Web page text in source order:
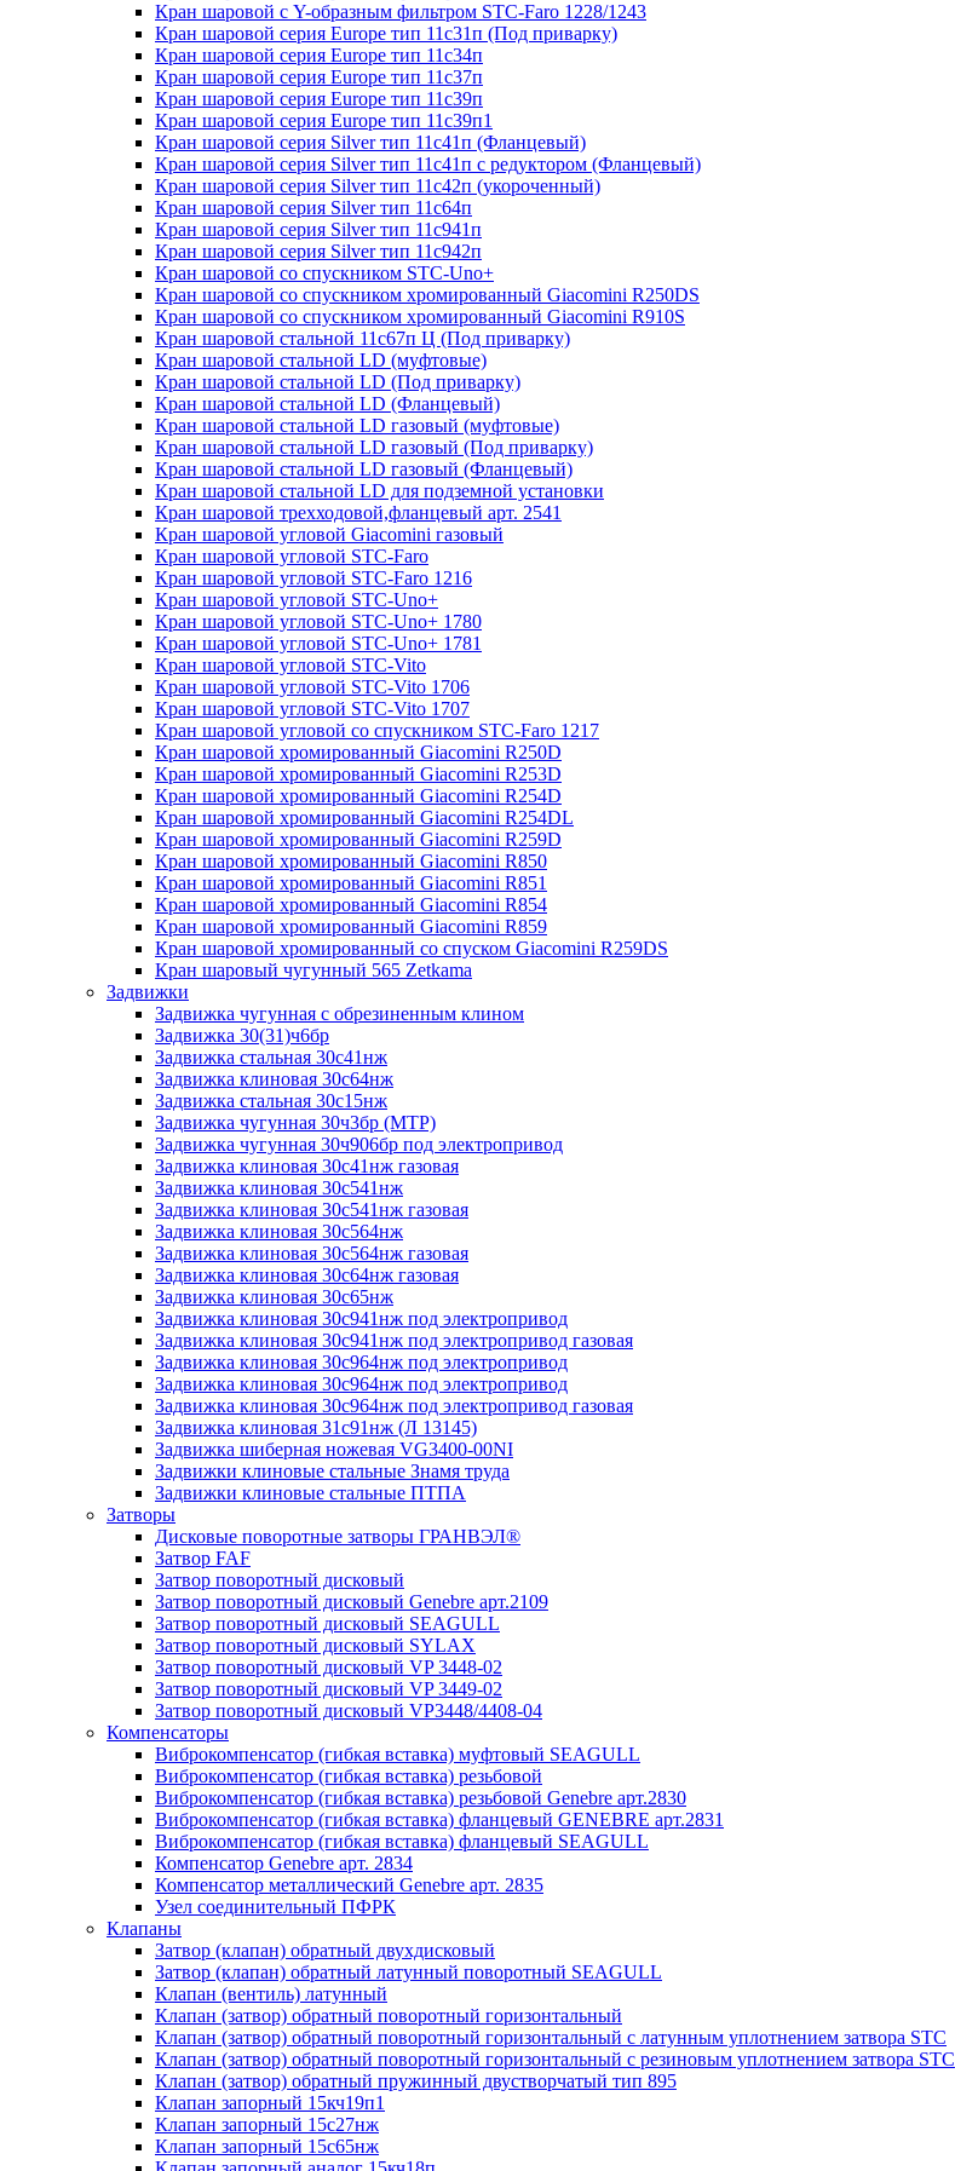
Кран шаровой с Y-образным фильтром STC-Faro 1228/1243
Кран шаровой серия Europe тип 11с31п (Под приварку)
Кран шаровой серия Europe тип 11с34п
Кран шаровой серия Europe тип 11с37п
Кран шаровой серия Europe тип 11с39п
Кран шаровой серия Europe тип 11с39п1
Кран шаровой серия Silver тип 11с41п (Фланцевый)
Кран шаровой серия Silver тип 11с41п с редуктором (Фланцевый)
Кран шаровой серия Silver тип 11с42п (укороченный)
Кран шаровой серия Silver тип 11с64п
Кран шаровой серия Silver тип 11с941п
Кран шаровой серия Silver тип 11с942п
Кран шаровой со спускником STC-Uno+
Кран шаровой со спускником хромированный Giacomini R250DS
Кран шаровой со спускником хромированный Giacomini R910S
Кран шаровой стальной 11с67п Ц (Под приварку)
Кран шаровой стальной LD (муфтовые)
Кран шаровой стальной LD (Под приварку)
Кран шаровой стальной LD (Фланцевый)
Кран шаровой стальной LD газовый (муфтовые)
Кран шаровой стальной LD газовый (Под приварку)
Кран шаровой стальной LD газовый (Фланцевый)
Кран шаровой стальной LD для подземной установки
Кран шаровой трехходовой,фланцевый арт. 2541
Кран шаровой угловой Giacomini газовый
Кран шаровой угловой STC-Faro
Кран шаровой угловой STC-Faro 1216
Кран шаровой угловой STC-Uno+
Кран шаровой угловой STC-Uno+ 1780
Кран шаровой угловой STC-Uno+ 1781
Кран шаровой угловой STC-Vito
Кран шаровой угловой STC-Vito 1706
Кран шаровой угловой STC-Vito 1707
Кран шаровой угловой со спускником STC-Faro 1217
Кран шаровой хромированный Giacomini R250D
Кран шаровой хромированный Giacomini R253D
Кран шаровой хромированный Giacomini R254D
Кран шаровой хромированный Giacomini R254DL
Кран шаровой хромированный Giacomini R259D
Кран шаровой хромированный Giacomini R850
Кран шаровой хромированный Giacomini R851
Кран шаровой хромированный Giacomini R854
Кран шаровой хромированный Giacomini R859
Кран шаровой хромированный со спуском Giacomini R259DS
Кран шаровый чугунный 565 Zetkama
Задвижки
Задвижка чугунная с обрезиненным клином
Задвижка 30(31)ч6бр
Задвижка стальная 30с41нж
Задвижка клиновая 30с64нж
Задвижка стальная 30с15нж
Задвижка чугунная 30ч3бр (МТР)
Задвижка чугунная 30ч906бр под электропривод
Задвижка клиновая 30с41нж газовая
Задвижка клиновая 30с541нж
Задвижка клиновая 30с541нж газовая
Задвижка клиновая 30с564нж
Задвижка клиновая 30с564нж газовая
Задвижка клиновая 30с64нж газовая
Задвижка клиновая 30с65нж
Задвижка клиновая 30с941нж под электропривод
Задвижка клиновая 30с941нж под электропривод газовая
Задвижка клиновая 30с964нж под электропривод
Задвижка клиновая 30с964нж под электропривод
Задвижка клиновая 30с964нж под электропривод газовая
Задвижка клиновая 31с91нж (Л 13145)
Задвижка шиберная ножевая VG3400-00NI
Задвижки клиновые стальные Знамя труда
Задвижки клиновые стальные ПТПА
Затворы
Дисковые поворотные затворы ГРАНВЭЛ®
Затвор FAF
Затвор поворотный дисковый
Затвор поворотный дисковый Genebre арт.2109
Затвор поворотный дисковый SEAGULL
Затвор поворотный дисковый SYLAX
Затвор поворотный дисковый VP 3448-02
Затвор поворотный дисковый VP 3449-02
Затвор поворотный дисковый VP3448/4408-04
Компенсаторы
Виброкомпенсатор (гибкая вставка) муфтовый SEAGULL
Виброкомпенсатор (гибкая вставка) резьбовой
Виброкомпенсатор (гибкая вставка) резьбовой Genebre арт.2830
Виброкомпенсатор (гибкая вставка) фланцевый GENEBRE арт.2831
Виброкомпенсатор (гибкая вставка) фланцевый SEAGULL
Компенсатор Genebre арт. 2834
Компенсатор металлический Genebre арт. 2835
Узел соединительный ПФРК
Клапаны
Затвор (клапан) обратный двухдисковый
Затвор (клапан) обратный латунный поворотный SEAGULL
Клапан (вентиль) латунный
Клапан (затвор) обратный поворотный горизонтальный
Клапан (затвор) обратный поворотный горизонтальный с латунным уплотнением затвора STC
Клапан (затвор) обратный поворотный горизонтальный с резиновым уплотнением затвора STC
Клапан (затвор) обратный пружинный двустворчатый тип 895
Клапан запорный 15кч19п1
Клапан запорный 15с27нж
Клапан запорный 15с65нж